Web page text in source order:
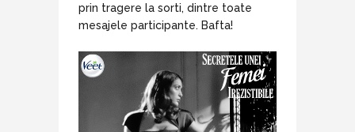
prin tragere la sorti, dintre toate
mesajele participante. Bafta!